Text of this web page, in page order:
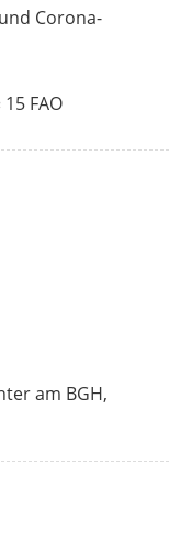
Corona-
FAO
am BGH,